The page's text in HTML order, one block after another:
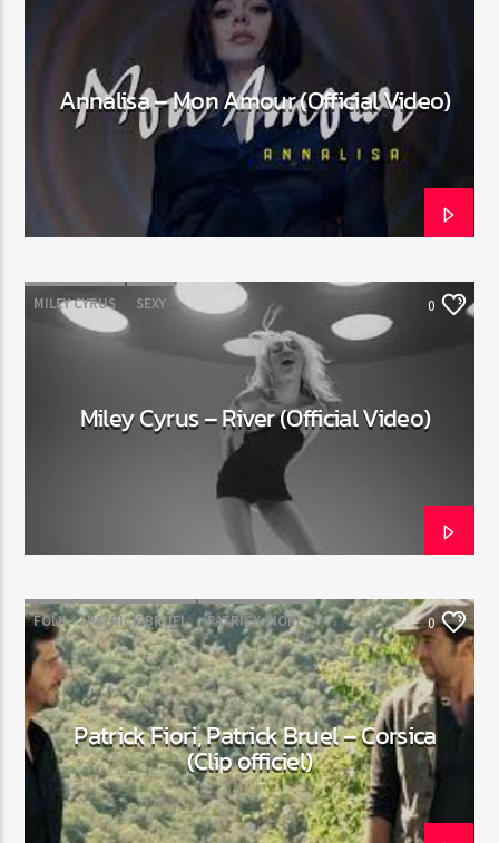
Annalisa – Mon Amour (Official Video)
MILEY CYRUS SEXY 0
Miley Cyrus – River (Official Video)
FOLK PATRICK BRUEL PATRICK FIORI 0
Patrick Fiori, Patrick Bruel – Corsica
(Clip officiel)